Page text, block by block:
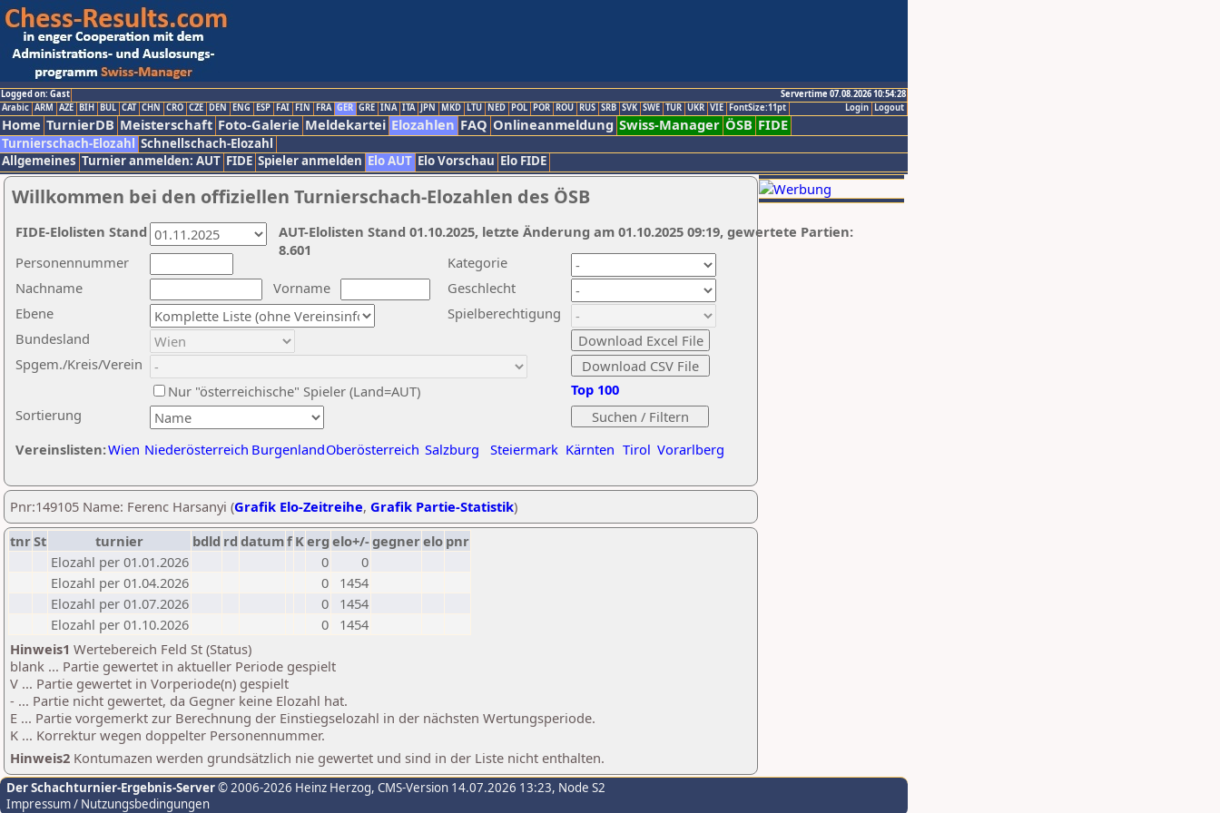
Logged on: Gast
Servertime 07.08.2026 10:54:28
Logout
Login
Arabic ARM AZE BIH BUL CAT CHN CRO CZE DEN ENG ESP FAI FIN FRA GER GRE INA ITA JPN MKD LTU NED POL POR ROU RUS SRB SVK SWE TUR UKR VIE FontSize:11pt
Home TurnierDB Meisterschaft Foto-Galerie Meldekartei Elozahlen FAQ Onlineanmeldung Swiss-Manager ÖSB FIDE
Turnierschach-Elozahl Schnellschach-Elozahl
Allgemeines Turnier anmelden: AUT FIDE Spieler anmelden Elo AUT Elo Vorschau Elo FIDE
Willkommen bei den offiziellen Turnierschach-Elozahlen des ÖSB
Nachname
Vorname
Ebene
Kategorie
Sortierung
Personennummer
Bundesland
Spgem./Kreis/Verein
Geschlecht
Nur "österreichische" Spieler (Land=AUT)
Spielberechtigung
Vereinslisten:Wien Niederösterreich BurgenlandOberösterreich Salzburg Steiermark Kärnten Tirol Vorarlberg
Top 100
AUT-Elolisten Stand 01.10.2025, letzte Änderung am 01.10.2025 09:19, gewertete Partien:
8.601
FIDE-Elolisten Stand
Pnr:149105 Name: Ferenc Harsanyi (Grafik Elo-Zeitreihe, Grafik Partie-Statistik)
tnrSt turnier bdld rd datumf Kerg elo+/-gegnerelo pnr
Elozahl per 01.01.2026
0
0
Elozahl per 01.04.2026
0
1454
Elozahl per 01.07.2026
0
1454
Elozahl per 01.10.2026
0
1454
Hinweis1 Wertebereich Feld St (Status)
blank ... Partie gewertet in aktueller Periode gespielt
V ... Partie gewertet in Vorperiode(n) gespielt
- ... Partie nicht gewertet, da Gegner keine Elozahl hat.
E ... Partie vorgemerkt zur Berechnung der Einstiegselozahl in der nächsten Wertungsperiode.
K ... Korrektur wegen doppelter Personennummer.
Hinweis2 Kontumazen werden grundsätzlich nie gewertet und sind in der Liste nicht enthalten.
Der Schachturnier-Ergebnis-Server© 2006-2026 Heinz Herzog, CMS-Version 14.07.2026 13:23, Node S2
Impressum / Nutzungsbedingungen